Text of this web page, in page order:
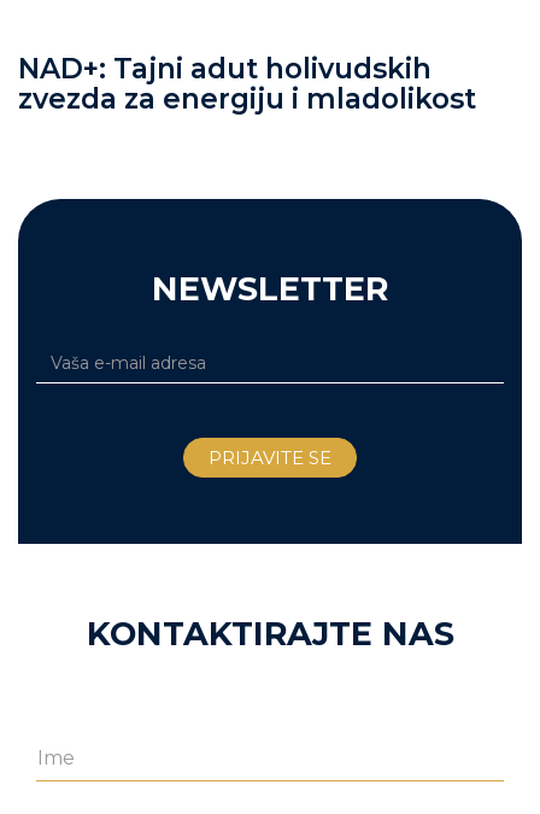
NAD+: Tajni adut holivudskih
zvezda za energiju i mladolikost
NEWSLETTER
KONTAKTIRAJTE NAS